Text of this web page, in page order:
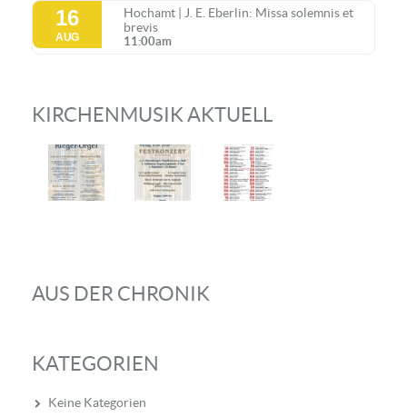
16
AUG
Hochamt | J. E. Eberlin: Missa solemnis et
brevis
11:00am
KIRCHENMUSIK AKTUELL
AUS DER CHRONIK
KATEGORIEN
Keine Kategorien